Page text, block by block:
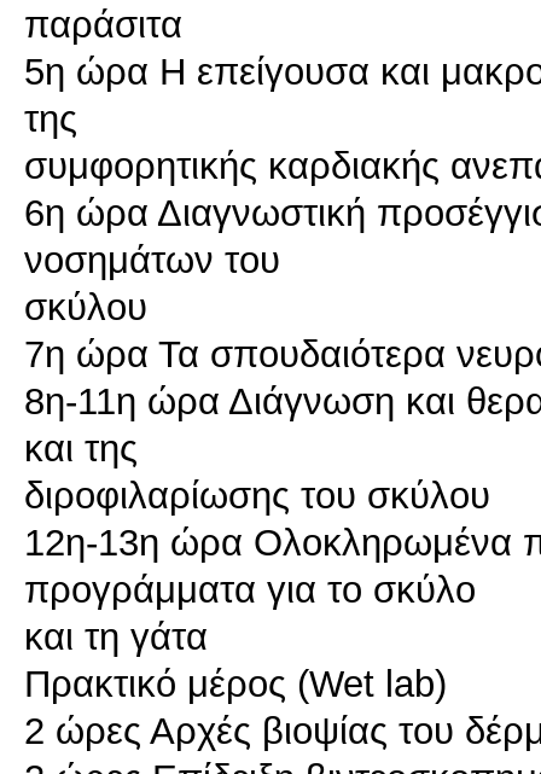
παράσιτα
5η ώρα Η επείγουσα και
της
συμφορητικής καρδιακής
6η ώρα Διαγνωστική
νοσημάτων του
σκύλου
7η ώρα Τα σπουδαιότερα
8η-11η ώρα Διάγνωση και
και της
διροφιλαρίωσης του σκύλου
12η-13η ώρα Ολοκληρωμένα
προγράμματα για το σκύλο
και τη γάτα
Πρακτικό μέρος (Wet lab)
2 ώρες Αρχές βιοψίας του